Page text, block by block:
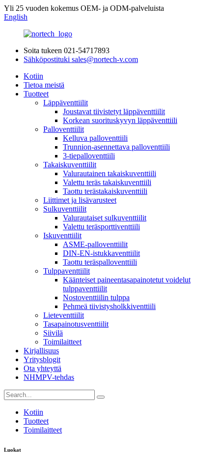
Yli 25 vuoden kokemus OEM- ja ODM-palveluista
English
Soita tukeen 021-54717893
Sähköpostituki sales@nortech-v.com
Kotiin
Tietoa meistä
Tuotteet
Läppäventtiilit
Joustavat tiivistetyt läppäventtiilit
Korkean suorituskyvyn läppäventtiili
Palloventtiilit
Kelluva palloventtiili
Trunnion-asennettava palloventtiili
3-tiepalloventtiili
Takaiskuventtiilit
Valurautainen takaiskuventtiili
Valettu teräs takaiskuventtiili
Taottu terästakaiskuventtiili
Liittimet ja lisävarusteet
Sulkuventtiilit
Valurautaiset sulkuventtiilit
Valettu teräsporttiventtiili
Iskuventtiilit
ASME-palloventtiilit
DIN-EN-istukkaventtiilit
Taottu teräspalloventtiili
Tulppaventtiilit
Käänteiset paineentasapainotetut voidelut
tulppaventtiilit
Nostoventtiilin tulppa
Pehmeä tiivistysholkkiventtiili
Lieteventtiilit
Tasapainotusventtiilit
Siivilä
Toimilaitteet
Kirjallisuus
Yritysblogit
Ota yhteyttä
NHMPV-tehdas
Kotiin
Tuotteet
Toimilaitteet
Luokat